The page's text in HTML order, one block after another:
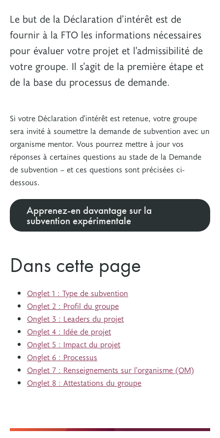
Le but de la Déclaration d’intérêt est de
fournir à la FTO les informations nécessaires
pour évaluer votre projet et l'admissibilité de
votre groupe. Il s’agit de la première étape et
de la base du processus de demande.
Si votre Déclaration d'intérêt est retenue, votre groupe
sera invité à soumettre la demande de subvention avec un
organisme mentor. Vous pourrez mettre à jour vos
réponses à certaines questions au stade de la Demande
de subvention – et ces questions sont précisées ci-
dessous.
Apprenez-en davantage sur la
subvention expérimentale
Dans cette page
Onglet 1 : Type de subvention
Onglet 2 : Profil du groupe
Onglet 3 : Leaders du projet
Onglet 4 : Idée de projet
Onglet 5 : Impact du projet
Onglet 6 : Processus
Onglet 7 : Renseignements sur l'organisme (OM)
Onglet 8 : Attestations du groupe